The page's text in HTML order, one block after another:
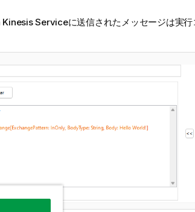
Serviceに送信されたメッセージは実行